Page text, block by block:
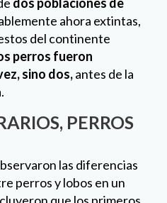
las diferencias
perros y lobos en un
que los primeros
riesgos que nuestros
enfrentan a la
carne sabrosa o una
casi siempre eligen
quelos perros son
creen que los
más